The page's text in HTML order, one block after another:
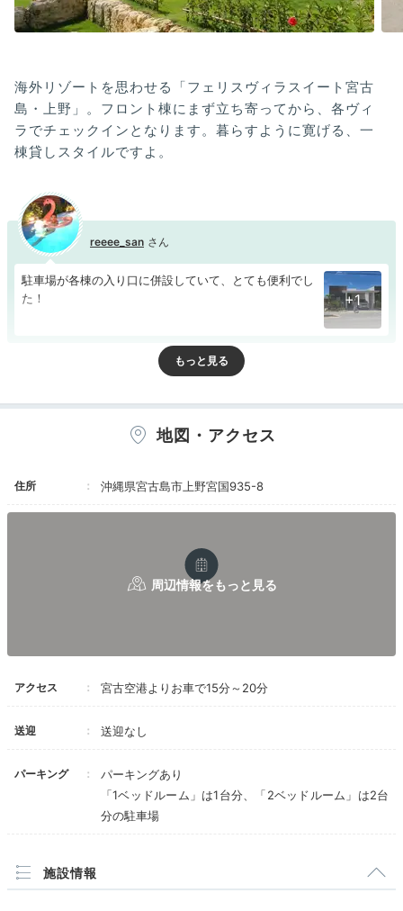
海外リゾートを思わせる「フェリスヴィラスイート宮古
島・上野」。フロント棟にまず立ち寄ってから、各ヴィ
ラでチェックインとなります。暮らすように寛げる、一
棟貸しスタイルですよ。
reeee_san
駐車場が各棟の入り口に併設していて、とても便利でし
た！
+1
Room
プール付きのお部屋で
全12棟のヴィラは「1ベッドルームタイプ」と「2ベッ
ドルームタイプ」にわかれています。どちらも非日常を
堪能できる洗練されたインテリア。別荘で過ごすよう
地図・アクセス
住所 沖縄県宮古島市上野宮国935-8
アクセス 宮古空港よりお車で15分～20分
送迎 送迎なし
パーキング
パーキングあり
「1ベッドルーム」は1台分、「2ベッドルーム」は2台
分の駐車場
施設情報